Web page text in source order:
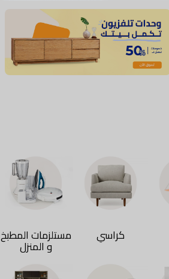
كراسي مستلزمات المطبخ
و المنزل